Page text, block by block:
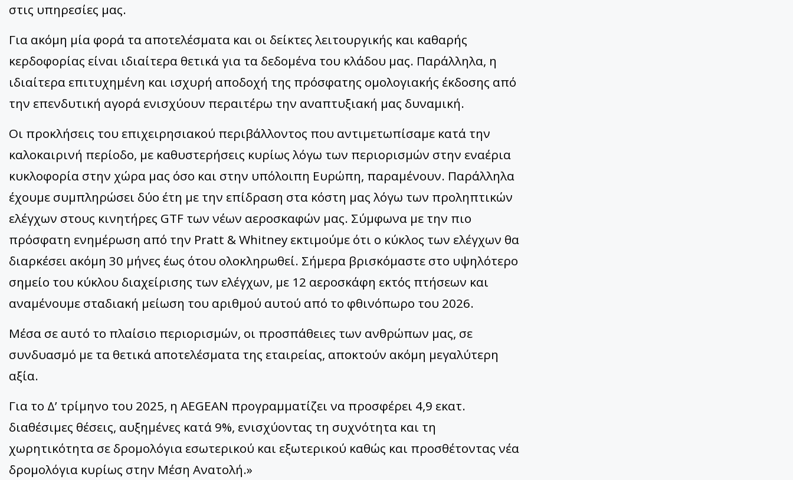
στις υπηρεσίες μας.
Για ακόμη μία φορά τα αποτελέσματα και οι δείκτες λειτουργικής και καθαρής
κερδοφορίας είναι ιδιαίτερα θετικά για τα δεδομένα του κλάδου μας. Παράλληλα, η
ιδιαίτερα επιτυχημένη και ισχυρή αποδοχή της πρόσφατης ομολογιακής έκδοσης από
την επενδυτική αγορά ενισχύουν περαιτέρω την αναπτυξιακή μας δυναμική.
Οι προκλήσεις του επιχειρησιακού περιβάλλοντος που αντιμετωπίσαμε κατά την
καλοκαιρινή περίοδο, με καθυστερήσεις κυρίως λόγω των περιορισμών στην εναέρια
κυκλοφορία στην χώρα μας όσο και στην υπόλοιπη Ευρώπη, παραμένουν. Παράλληλα
έχουμε συμπληρώσει δύο έτη με την επίδραση στα κόστη μας λόγω των προληπτικών
ελέγχων στους κινητήρες GTF των νέων αεροσκαφών μας. Σύμφωνα με την πιο
πρόσφατη ενημέρωση από την Pratt & Whitney εκτιμούμε ότι ο κύκλος των ελέγχων θα
διαρκέσει ακόμη 30 μήνες έως ότου ολοκληρωθεί. Σήμερα βρισκόμαστε στο υψηλότερο
σημείο του κύκλου διαχείρισης των ελέγχων, με 12 αεροσκάφη εκτός πτήσεων και
αναμένουμε σταδιακή μείωση του αριθμού αυτού από το φθινόπωρο του 2026.
Μέσα σε αυτό το πλαίσιο περιορισμών, οι προσπάθειες των ανθρώπων μας, σε
συνδυασμό με τα θετικά αποτελέσματα της εταιρείας, αποκτούν ακόμη μεγαλύτερη
αξία.
Για το Δ’ τρίμηνο του 2025, η AEGEAN προγραμματίζει να προσφέρει 4,9 εκατ.
διαθέσιμες θέσεις, αυξημένες κατά 9%, ενισχύοντας τη συχνότητα και τη
χωρητικότητα σε δρομολόγια εσωτερικού και εξωτερικού καθώς και προσθέτοντας νέα
δρομολόγια κυρίως στην Μέση Ανατολή.»